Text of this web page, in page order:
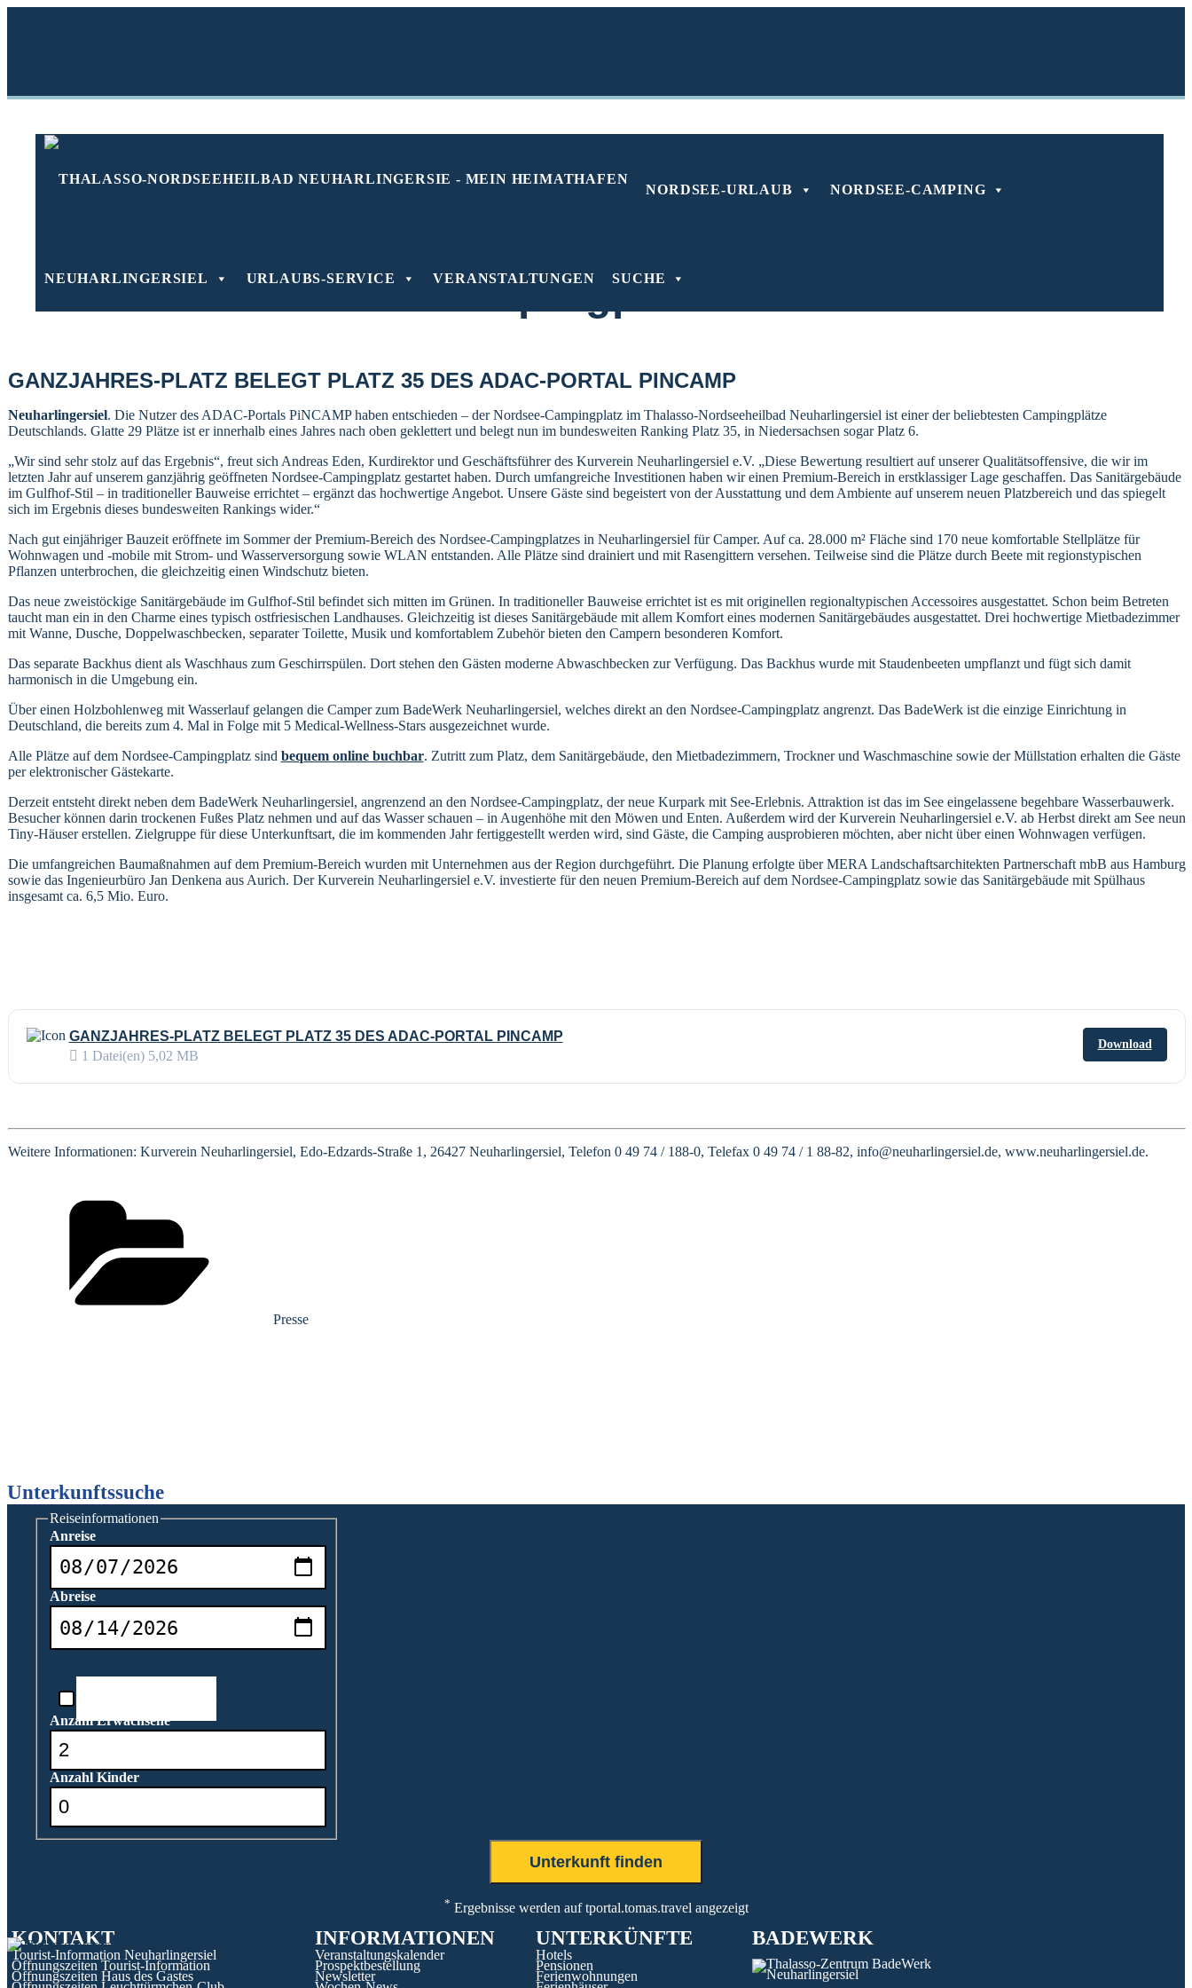
NORDSEE-URLAUB NORDSEE-CAMPING
NEUHARLINGERSIEL URLAUBS-SERVICE VERANSTALTUNGEN SUCHE
beliebtesten Campingplätze Deutschlands
GANZJAHRES-PLATZ BELEGT PLATZ 35 DES ADAC-PORTAL PINCAMP
Neuharlingersiel. Die Nutzer des ADAC-Portals PiNCAMP haben entschieden – der Nordsee-Campingplatz im Thalasso-Nordseeheilbad Neuharlingersiel ist einer der beliebtesten Campingplätze
Deutschlands. Glatte 29 Plätze ist er innerhalb eines Jahres nach oben geklettert und belegt nun im bundesweiten Ranking Platz 35, in Niedersachsen sogar Platz 6.
„Wir sind sehr stolz auf das Ergebnis“, freut sich Andreas Eden, Kurdirektor und Geschäftsführer des Kurverein Neuharlingersiel e.V. „Diese Bewertung resultiert auf unserer Qualitätsoffensive, die wir im
letzten Jahr auf unserem ganzjährig geöffneten Nordsee-Campingplatz gestartet haben. Durch umfangreiche Investitionen haben wir einen Premium-Bereich in erstklassiger Lage geschaffen. Das Sanitärgebäude
im Gulfhof-Stil – in traditioneller Bauweise errichtet – ergänzt das hochwertige Angebot. Unsere Gäste sind begeistert von der Ausstattung und dem Ambiente auf unserem neuen Platzbereich und das spiegelt
sich im Ergebnis dieses bundesweiten Rankings wider.“
Nach gut einjähriger Bauzeit eröffnete im Sommer der Premium-Bereich des Nordsee-Campingplatzes in Neuharlingersiel für Camper. Auf ca. 28.000 m² Fläche sind 170 neue komfortable Stellplätze für
Wohnwagen und -mobile mit Strom- und Wasserversorgung sowie WLAN entstanden. Alle Plätze sind drainiert und mit Rasengittern versehen. Teilweise sind die Plätze durch Beete mit regionstypischen
Pflanzen unterbrochen, die gleichzeitig einen Windschutz bieten.
Das neue zweistöckige Sanitärgebäude im Gulfhof-Stil befindet sich mitten im Grünen. In traditioneller Bauweise errichtet ist es mit originellen regionaltypischen Accessoires ausgestattet. Schon beim Betreten
taucht man ein in den Charme eines typisch ostfriesischen Landhauses. Gleichzeitig ist dieses Sanitärgebäude mit allem Komfort eines modernen Sanitärgebäudes ausgestattet. Drei hochwertige Mietbadezimmer
mit Wanne, Dusche, Doppelwaschbecken, separater Toilette, Musik und komfortablem Zubehör bieten den Campern besonderen Komfort.
Das separate Backhus dient als Waschhaus zum Geschirrspülen. Dort stehen den Gästen moderne Abwaschbecken zur Verfügung. Das Backhus wurde mit Staudenbeeten umpflanzt und fügt sich damit
harmonisch in die Umgebung ein.
Über einen Holzbohlenweg mit Wasserlauf gelangen die Camper zum BadeWerk Neuharlingersiel, welches direkt an den Nordsee-Campingplatz angrenzt. Das BadeWerk ist die einzige Einrichtung in
Deutschland, die bereits zum 4. Mal in Folge mit 5 Medical-Wellness-Stars ausgezeichnet wurde.
Alle Plätze auf dem Nordsee-Campingplatz sind bequem online buchbar. Zutritt zum Platz, dem Sanitärgebäude, den Mietbadezimmern, Trockner und Waschmaschine sowie der Müllstation erhalten die Gäste
per elektronischer Gästekarte.
Derzeit entsteht direkt neben dem BadeWerk Neuharlingersiel, angrenzend an den Nordsee-Campingplatz, der neue Kurpark mit See-Erlebnis. Attraktion ist das im See eingelassene begehbare Wasserbauwerk.
Besucher können darin trockenen Fußes Platz nehmen und auf das Wasser schauen – in Augenhöhe mit den Möwen und Enten. Außerdem wird der Kurverein Neuharlingersiel e.V. ab Herbst direkt am See neun
Tiny-Häuser erstellen. Zielgruppe für diese Unterkunftsart, die im kommenden Jahr fertiggestellt werden wird, sind Gäste, die Camping ausprobieren möchten, aber nicht über einen Wohnwagen verfügen.
Die umfangreichen Baumaßnahmen auf dem Premium-Bereich wurden mit Unternehmen aus der Region durchgeführt. Die Planung erfolgte über MERA Landschaftsarchitekten Partnerschaft mbB aus Hamburg
sowie das Ingenieurbüro Jan Denkena aus Aurich. Der Kurverein Neuharlingersiel e.V. investierte für den neuen Premium-Bereich auf dem Nordsee-Campingplatz sowie das Sanitärgebäude mit Spülhaus
insgesamt ca. 6,5 Mio. Euro.
GANZJAHRES-PLATZ BELEGT PLATZ 35 DES ADAC-PORTAL PINCAMP
1 Datei(en) 5,02 MB
Download
Weitere Informationen: Kurverein Neuharlingersiel, Edo-Edzards-Straße 1, 26427 Neuharlingersiel, Telefon 0 49 74 / 188-0, Telefax 0 49 74 / 1 88-82, info@neuharlingersiel.de, www.neuharlingersiel.de.
Presse
Unterkunftssuche
Reiseinformationen
Anreise
Abreise
Anzahl Erwachsene
Anzahl Kinder
* Ergebnisse werden auf tportal.tomas.travel angezeigt
KONTAKT
Tourist-Information Neuharlingersiel
Öffnungszeiten Tourist-Information
Öffnungszeiten Haus des Gastes
INFORMATIONEN
Veranstaltungskalender
Prospektbestellung
Newsletter
UNTERKÜNFTE
Hotels
Pensionen
Ferienwohnungen
BADEWERK